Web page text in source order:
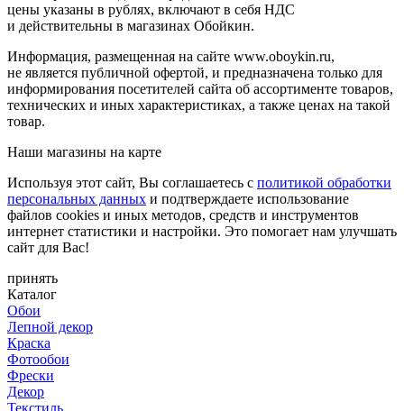
цены указаны в рублях, включают в себя НДС
и действительны в магазинах Обойкин.
Информация, размещенная на сайте www.oboykin.ru,
не является публичной офертой, и предназначена только для
информирования посетителей сайта об ассортименте товаров,
технических и иных характеристиках, а также ценах на такой
товар.
Наши магазины на карте
Используя этот сайт, Вы соглашаетесь с политикой обработки
персональных данных и подтверждаете использование
файлов cookies и иных методов, средств и инструментов
интернет статистики и настройки. Это помогает нам улучшать
сайт для Вас!
принять
Каталог
Обои
Лепной декор
Краска
Фотообои
Фрески
Декор
Текстиль